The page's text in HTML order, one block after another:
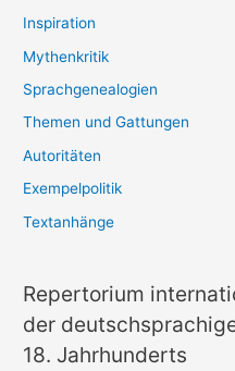
Inspiration
Mythenkritik
Sprachgenealogien
Themen und Gattungen
Autoritäten
Exempelpolitik
Textanhänge
Repertorium
der
18. Jahrhunderts